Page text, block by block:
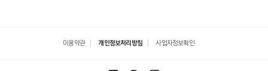
이용약관 개인정보처리방침 사업자정보확인